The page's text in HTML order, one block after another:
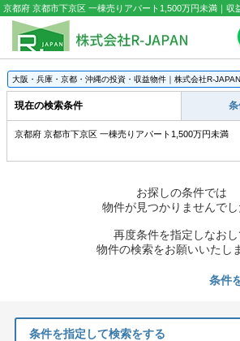
京都府 京都市下京区 一棟売りアパート1,500万円未満｜収
大阪・兵庫・京都・沖縄の投資・収益物件｜株式会社R-JAPAN
現在の検索条件
京都府 京都市下京区 一棟売りアパート1,500万円未満
お探しの条件では
物件が見つかりませんでし
再度条件を指定しなおし
物件の検索をお願いいたし
条件
条件を指定して検索をする